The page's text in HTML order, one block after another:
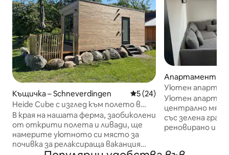
Къщичка – Schneverdingen Средна оценка: 5 от 5,
5 (24)
Heide Cube с изглед към полето в
Люнебургската пустош
В края на нашата ферма, заобиколени
от открити полета и ливади, ще
намерите уютното си място за
почивка за релаксираща ваканция
Апартамент –
Уютен
Побира 3 души
Уютен
централно
със зелена
реновирано и